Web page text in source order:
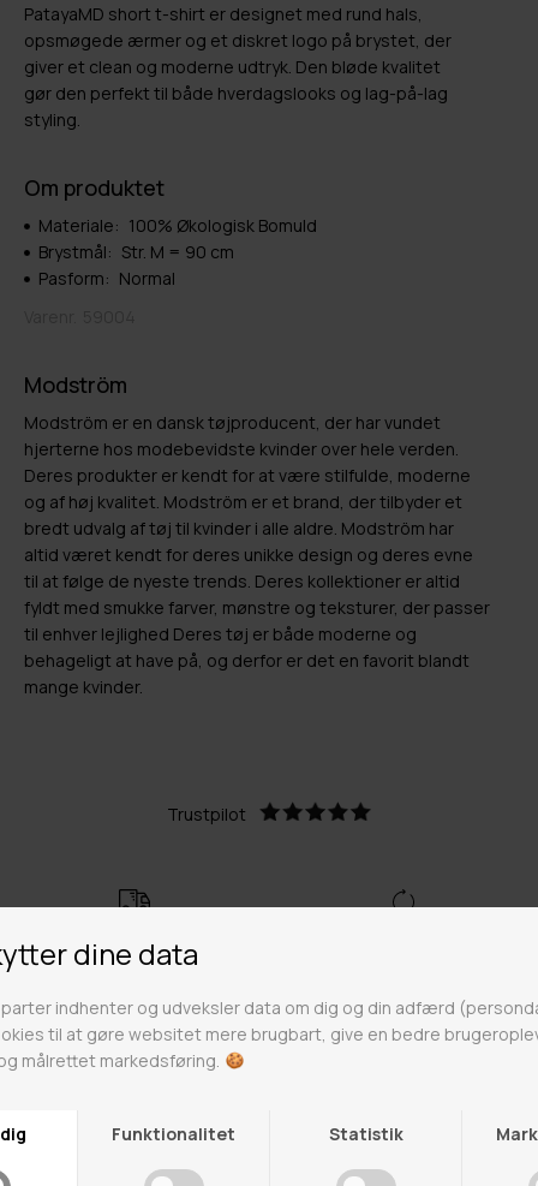
PatayaMD short t-shirt er designet med rund hals,
opsmøgede ærmer og et diskret logo på brystet, der
giver et clean og moderne udtryk. Den bløde kvalitet
gør den perfekt til både hverdagslooks og lag-på-lag
styling.
Om produktet
Materiale: 100% Økologisk Bomuld
Brystmål: Str. M = 90 cm
Pasform: Normal
Modström
Modström er en dansk tøjproducent, der har vundet
hjerterne hos modebevidste kvinder over hele verden.
Deres produkter er kendt for at være stilfulde, moderne
og af høj kvalitet. Modström er et brand, der tilbyder et
bredt udvalg af tøj til kvinder i alle aldre. Modström har
altid været kendt for deres unikke design og deres evne
til at følge de nyeste trends. Deres kollektioner er altid
fyldt med smukke farver, mønstre og teksturer, der passer
til enhver lejlighed Deres tøj er både moderne og
behageligt at have på, og derfor er det en favorit blandt
mange kvinder.
Trustpilot
Hurtig levering
hverdage
Fri fragt over 499kr
Gratis til GLS & DAO pakkeshop
Click & Collect
Alle hverdage på lager i